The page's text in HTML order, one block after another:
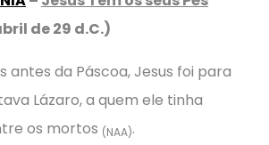
de 29 d.C.)
antes da Páscoa, Jesus foi para
Lázaro, a quem ele tinha
os mortos (NAA).